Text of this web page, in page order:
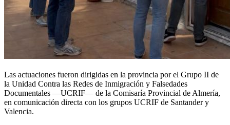
Las actuaciones fueron dirigidas en la provincia por el Grupo II de
la Unidad Contra las Redes de Inmigración y Falsedades
Documentales —UCRIF— de la Comisaría Provincial de Almería,
en comunicación directa con los grupos UCRIF de Santander y
Valencia.